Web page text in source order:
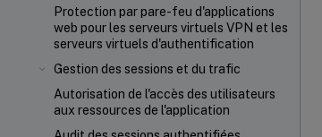
Protection par pare-feu d'applications
web pour les serveurs virtuels VPN et les
serveurs virtuels d'authentification
Gestion des sessions et du trafic
Autorisation de l'accès des utilisateurs
aux ressources de l'application